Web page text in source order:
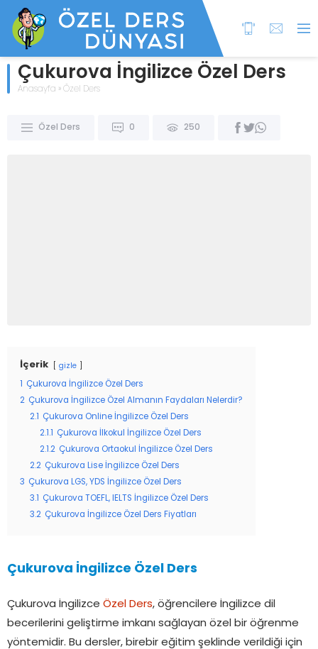
Çukurova İngilizce Özel Ders
Anasayfa » Özel Ders
Özel Ders 0 250
İçerik gizle
Çukurova İngilizce Özel Ders
2 Çukurova İngilizce Özel Almanın Faydaları Nelerdir?
2.1
Çukurova Online İngilizce Özel Ders
2.1.1
Çukurova İlkokul İngilizce Özel Ders
2.1.2 Çukurova Ortaokul İngilizce Özel Ders
2.2 Çukurova Lise İngilizce Özel Ders
3 Çukurova LGS, YDS İngilizce Özel Ders
3.1
Çukurova TOEFL, IELTS İngilizce Özel Ders
3.2 Çukurova İngilizce Özel Ders Fiyatları
Çukurova İngilizce Özel Ders
Çukurova İngilizce Özel Ders, öğrencilere İngilizce dil
becerilerini geliştirme imkanı sağlayan özel bir öğrenme
yöntemidir. Bu dersler, birebir eğitim şeklinde verildiği için